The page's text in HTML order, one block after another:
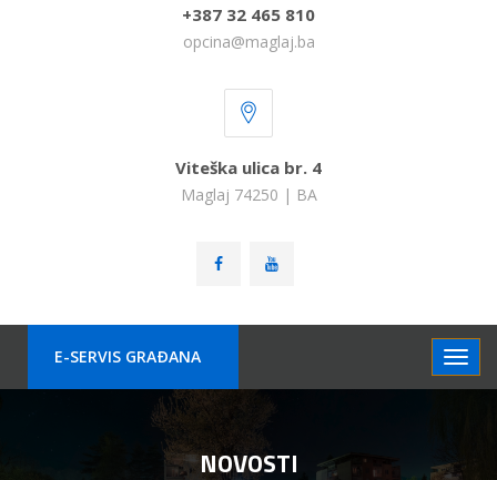
+387 32 465 810
opcina@maglaj.ba
Viteška ulica br. 4
Maglaj 74250 | BA
E-SERVIS GRAÐANA
NOVOSTI